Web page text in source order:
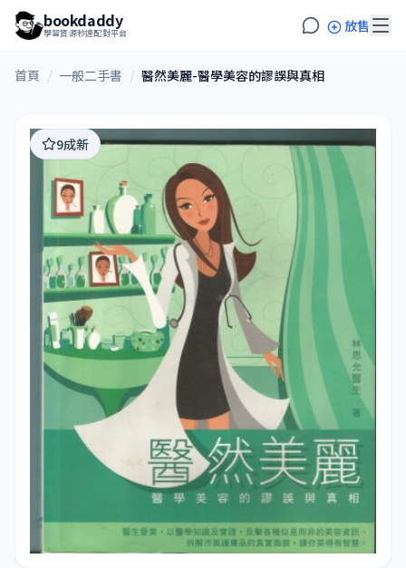
bookdaddy
學習資源秒速配對平台 放售
首頁 / 一般二手書 / 醫然美麗-醫學美容的謬誤與真相
9成新